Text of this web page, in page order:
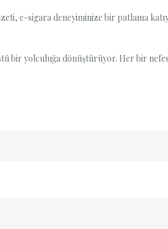
e-sigara deneyiminize bir patlama
bir yolculuğa dönüştürüyor. Her bir